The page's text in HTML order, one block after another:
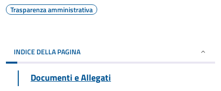
Trasparenza amministrativa
INDICE DELLA PAGINA
Documenti e Allegati